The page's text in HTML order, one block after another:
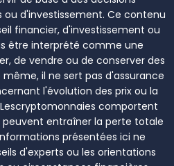
d'investissement. Ce contenu
financier, d'investissement ou
être interprété comme une
de vendre ou de conserver des
il ne sert pas d'assurance
l'évolution des prix ou la
comportent
entraîner la perte totale
présentées ici ne
d'experts ou les orientations